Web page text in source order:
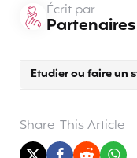
Etudier ou faire un
Écrit par
Share This Article